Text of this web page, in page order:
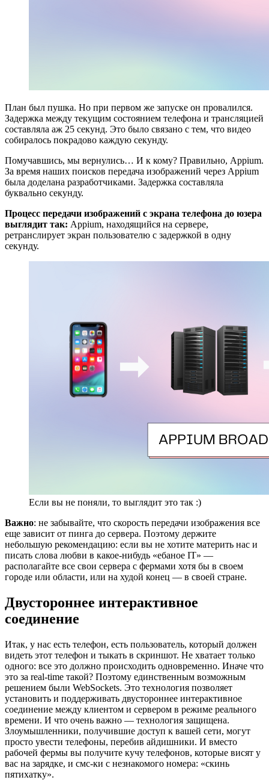
План был пушка. Но при первом же запуске он провалился.
Задержка между текущим состоянием телефона и трансляцией
составляла аж 25 секунд. Это было связано с тем, что видео
собиралось покрадово каждую секунду.
Помучавшись, мы вернулись… И к кому? Правильно, Appium.
За время наших поисков передача изображений через Appium
была доделана разработчиками. Задержка составляла
буквально секунду.
Процесс передачи изображений с экрана телефона до юзера
выглядит так: Appium, находящийся на сервере,
ретранслирует экран пользователю с задержкой в одну
секунду.
Если вы не поняли, то выглядит это так :)
Важно: не забывайте, что скорость передачи изображения все
еще зависит от пинга до сервера. Поэтому держите
небольшую рекомендацию: если вы не хотите материть нас и
писать слова любви в какое-нибудь «ебаное IT» —
располагайте все свои сервера с фермами хотя бы в своем
городе или области, или на худой конец — в своей стране.
Двустороннее интерактивное
соединение
Итак, у нас есть телефон, есть пользователь, который должен
видеть этот телефон и тыкать в скриншот. Не хватает только
одного: все это должно происходить одновременно. Иначе что
это за real-time такой? Поэтому единственным возможным
решением были WebSockets. Это технология позволяет
установить и поддерживать двустороннее интерактивное
соединение между клиентом и сервером в режиме реального
времени. И что очень важно — технология защищена.
Злоумышленники, получившие доступ к вашей сети, могут
просто увести телефоны, перебив айдишники. И вместо
рабочей фермы вы получите кучу телефонов, которые висят у
вас на зарядке, и смс-ки с незнакомого номера: «скинь
пятихатку».